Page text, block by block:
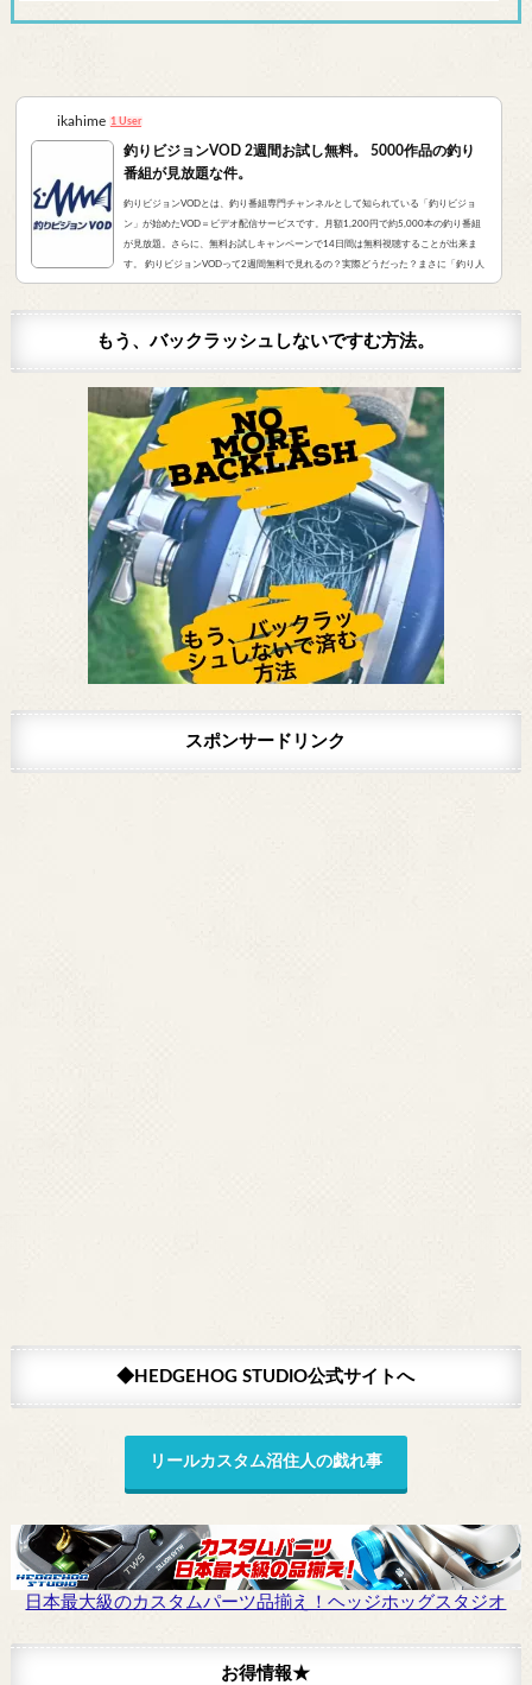
ガルシア’...
ikahime 1 User
釣りビジョンVOD 2週間お試し無料。 5000作品の釣り
番組が見放題な件。
釣りビジョンVODとは、釣り番組専門チャンネルとして知られている「釣りビジョ
ン」が始めたVOD＝ビデオ配信サービスです。月額1,200円で約5,000本の釣り番組
が見放題。さらに、無料お試しキャンペーンで14日間は無料視聴することが出来ま
す。 釣りビジョンVODって2週間無料で見れるの？実際どうだった？まさに「釣り人
が求めていたVOD」でした。実際にサービスを申し込んだので、レビューをお伝えし
もう、バックラッシュしないですむ方法。
スポンサードリンク
◆HEDGEHOG STUDIO公式サイトへ
リールカスタム沼住人の戯れ事
日本最大級のカスタムパーツ品揃え！ヘッジホッグスタジオ
お得情報★